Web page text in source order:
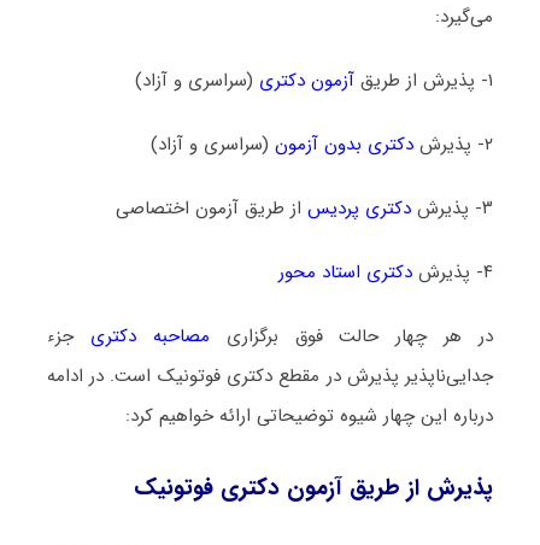
می‌گیرد:
۱- پذیرش از طریق آزمون دکتری (سراسری و آزاد)
۲- پذیرش دکتری بدون آزمون(سراسری و آزاد)
۳- پذیرش دکتری پردیساز طریق آزمون اختصاصی
۴- پذیرش دکتری استاد محور
در هر چهار حالت فوق برگزاری مصاحبه دکتری جزء
جدایی‌ناپذیر پذیرش در مقطع دکتری فوتونیک است. در ادامه
درباره این چهار شیوه توضیحاتی ارائه خواهیم کرد:
پذیرش از طریق آزمون دکتری فوتونیک